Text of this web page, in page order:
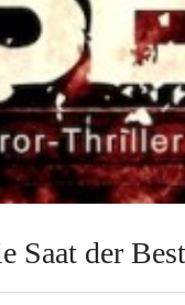
Saat der